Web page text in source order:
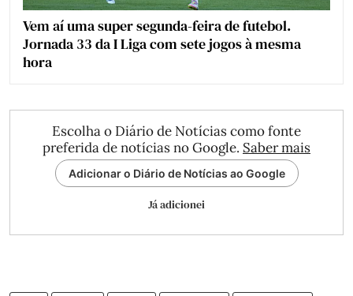
Vem aí uma super segunda-feira de futebol.
Jornada 33 da I Liga com sete jogos à mesma
hora
Escolha o Diário de Notícias como fonte
preferida de notícias no Google. Saber mais
Adicionar o Diário de Notícias ao Google
Já adicionei